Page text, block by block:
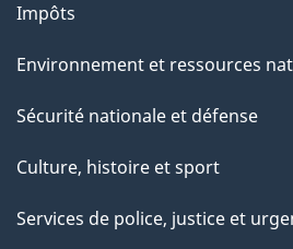
Impôts
Environnement et ressources
Sécurité nationale et défense
Culture, histoire et sport
Services de police, justice et